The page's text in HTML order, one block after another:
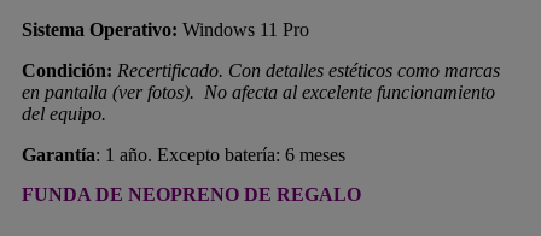
Sistema Operativo: Windows 11 Pro
Condición: Recertificado. Con detalles estéticos como marcas
en pantalla (ver fotos). No afecta al excelente funcionamiento
del equipo.
Garantía: 1 año. Excepto batería: 6 meses
FUNDA DE NEOPRENO DE REGALO